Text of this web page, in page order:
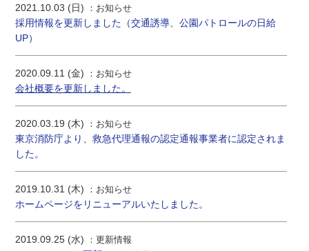
2021.10.03 (日) お知らせ
採用情報を更新しました（交通誘導、公園パトロールの日給
UP）
2020.09.11 (金) お知らせ
会社概要を更新しました。
2020.03.19 (木) お知らせ
東京消防庁より、救急代理通報の認定通報事業者に認定されま
した。
2019.10.31 (木) お知らせ
ホームページをリニューアルいたしました。
2019.09.25 (水) 更新情報